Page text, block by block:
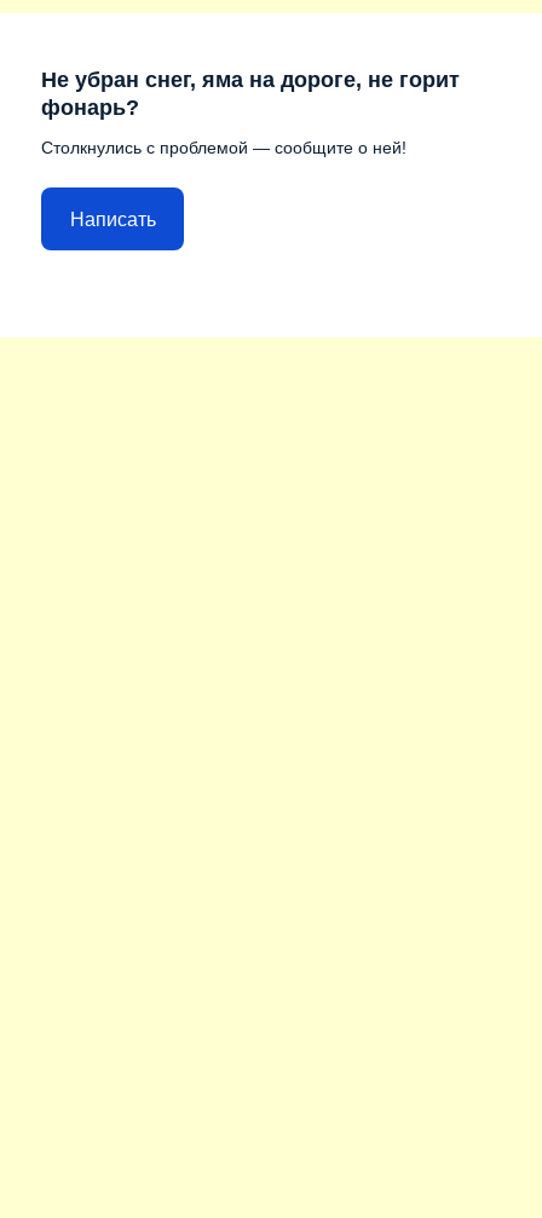
Не убран снег, яма на дороге, не горит
фонарь?
Столкнулись с проблемой — сообщите о ней!
Написать